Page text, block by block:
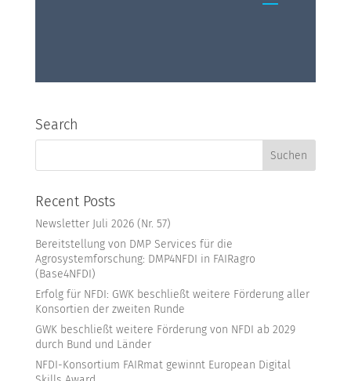
Search
Recent Posts
Newsletter Juli 2026 (Nr. 57)
Bereitstellung von DMP Services für die
Agrosystemforschung: DMP4NFDI in FAIRagro
(Base4NFDI)
Erfolg für NFDI: GWK beschließt weitere Förderung aller
Konsortien der zweiten Runde
GWK beschließt weitere Förderung von NFDI ab 2029
durch Bund und Länder
NFDI-Konsortium FAIRmat gewinnt European Digital